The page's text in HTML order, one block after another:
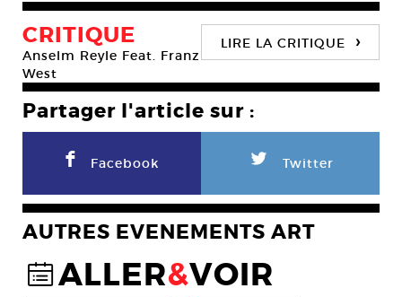
CRITIQUE
Anselm Reyle Feat. Franz
West
LIRE LA CRITIQUE ›
Partager l'article sur :
F Facebook L Twitter
AUTRES EVENEMENTS ART
@ALLER&VOIR